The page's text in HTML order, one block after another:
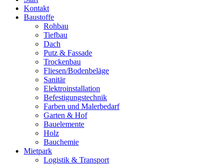
Kontakt
Baustoffe
Rohbau
Tiefbau
Dach
Putz & Fassade
Trockenbau
Fliesen/Bodenbeläge
Sanitär
Elektroinstallation
Befestigungstechnik
Farben und Malerbedarf
Garten & Hof
Bauelemente
Holz
Bauchemie
Mietpark
Logistik & Transport